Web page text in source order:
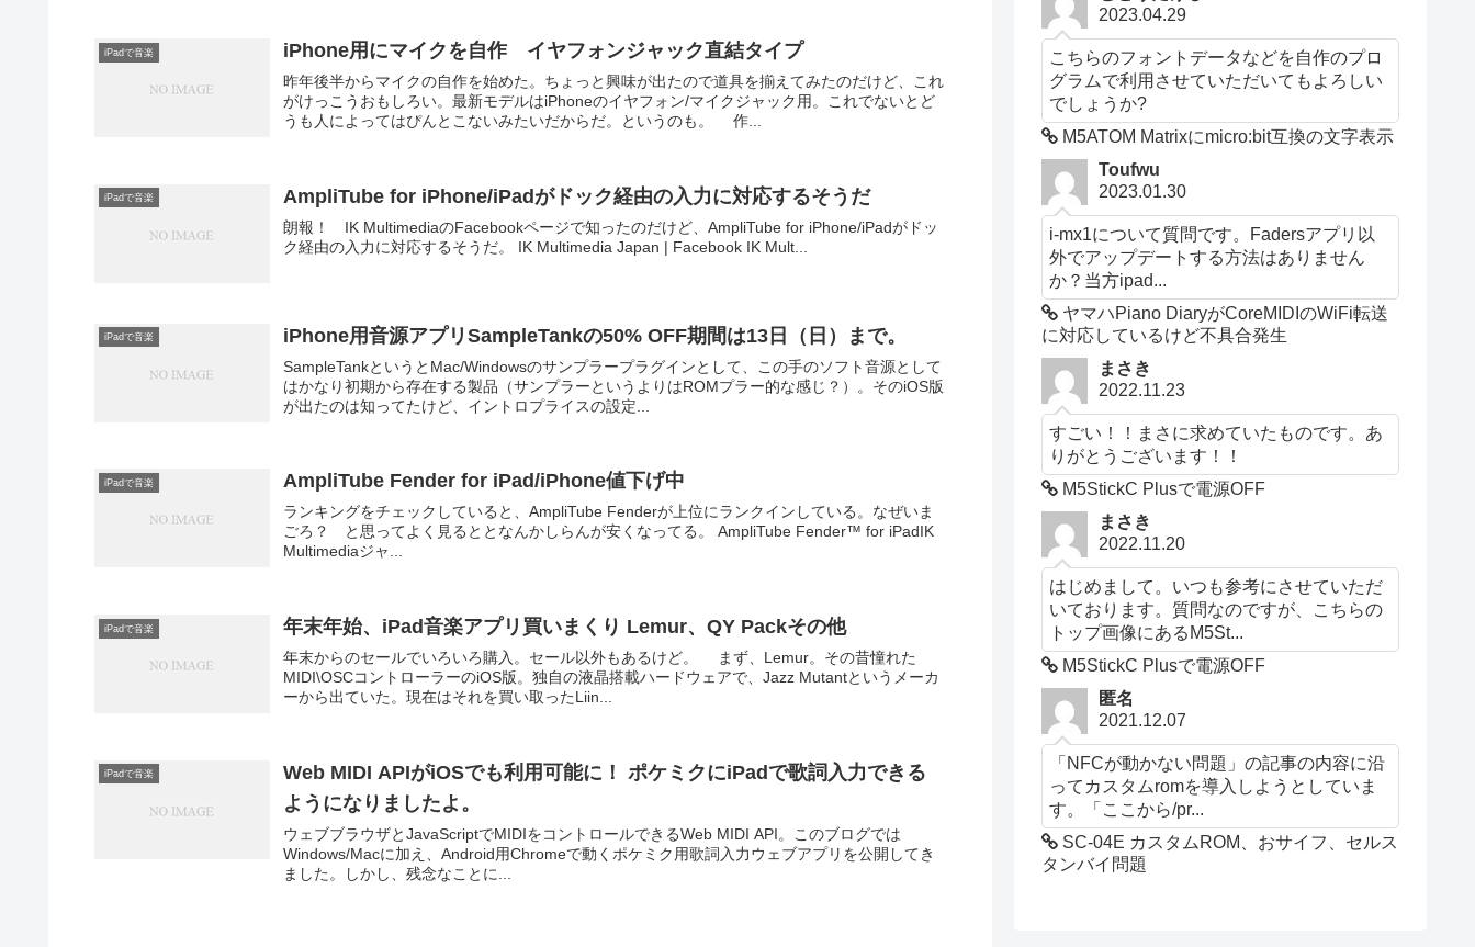
iPadで音楽 iPhone用にマイクを自作 イヤフォンジャック直結タイプ
昨年後半からマイクの自作を始めた。ちょっと興味が出たので道具を揃えてみたのだけど、これ
がけっこうおもしろい。最新モデルはiPhoneのイヤフォン/マイクジャック用。これでないとど
うも人によってはぴんとこないみたいだからだ。というのも。 作...
iPadで音楽 AmpliTube for iPhone/iPadがドック経由の入力に対応するそうだ
朗報！ IK MultimediaのFacebookページで知ったのだけど、AmpliTube for iPhone/iPadがドッ
ク経由の入力に対応するそうだ。 IK Multimedia Japan | Facebook IK Mult...
iPadで音楽 iPhone用音源アプリSampleTankの50% OFF期間は13日（日）まで。
SampleTankというとMac/Windowsのサンプラープラグインとして、この手のソフト音源として
はかなり初期から存在する製品（サンプラーというよりはROMプラー的な感じ？）。そのiOS版
が出たのは知ってたけど、イントロプライスの設定...
iPadで音楽 AmpliTube Fender for iPad/iPhone値下げ中
ランキングをチェックしていると、AmpliTube Fenderが上位にランクインしている。なぜいま
ごろ？ と思ってよく見るととなんかしらんが安くなってる。 AmpliTube Fender™ for iPadIK
Multimediaジャ...
iPadで音楽 年末年始、iPad音楽アプリ買いまくり Lemur、QY Packその他
年末からのセールでいろいろ購入。セール以外もあるけど。 まず、Lemur。その昔憧れた
MIDI\OSCコントローラーのiOS版。独自の液晶搭載ハードウェアで、Jazz Mutantというメーカ
ーから出ていた。現在はそれを買い取ったLiin...
iPadで音楽
Web MIDI APIがiOSでも利用可能に！ ポケミクにiPadで歌詞入力できる
ようになりましたよ。
ウェブブラウザとJavaScriptでMIDIをコントロールできるWeb MIDI API。このブログでは
Windows/Macに加え、Android用Chromeで動くポケミク用歌詞入力ウェブアプリを公開してき
ました。しかし、残念なことに...
2023.04.29
こちらのフォントデータなどを自作のプロ
グラムで利用させていただいてもよろしい
でしょうか?
M5ATOM Matrixにmicro:bit互換の文字表示
Toufwu
2023.01.30
i-mx1について質問です。Fadersアプリ以
外でアップデートする方法はありません
か？当方ipad...
ヤマハPiano DiaryがCoreMIDIのWiFi転送
に対応しているけど不具合発生
まさき
2022.11.23
すごい！！まさに求めていたものです。あ
りがとうございます！！
M5StickC Plusで電源OFF
まさき
2022.11.20
はじめまして。いつも参考にさせていただ
いております。質問なのですが、こちらの
トップ画像にあるM5St...
M5StickC Plusで電源OFF
匿名
2021.12.07
「NFCが動かない問題」の記事の内容に沿
ってカスタムromを導入しようとしていま
す。「ここから/pr...
SC-04E カスタムROM、おサイフ、セルス
タンバイ問題